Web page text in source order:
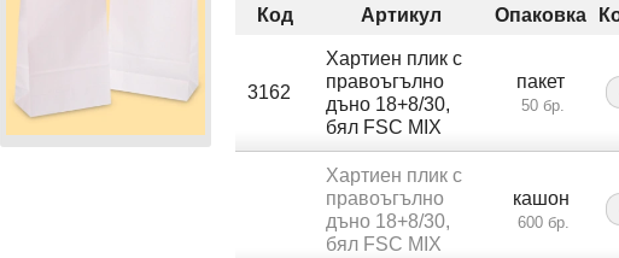
Код Артикул Опаковка
3162
Хартиен плик с
правоъгълно
дъно 18+8/30,
бял FSC MIX
пакет
50 бр.
Хартиен плик с
правоъгълно
дъно 18+8/30,
бял FSC MIX
кашон
600 бр.